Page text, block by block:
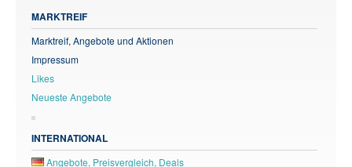
MARKTREIF
Marktreif, Angebote und Aktionen
Impressum
Likes
Neueste Angebote
INTERNATIONAL
Angebote, Preisvergleich, Deals